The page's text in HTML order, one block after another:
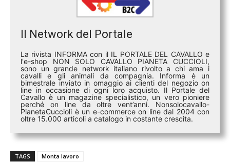
Il Network del Portale
La rivista INFORMA con il IL PORTALE DEL CAVALLO e
l'e-shop NON SOLO CAVALLO PIANETA CUCCIOLI,
sono un grande network italiano rivolto a chi ama i
cavalli e gli animali da compagnia. Informa è un
bimestrale inviato in omaggio ai clienti del negozio on
line in occasione di ogni loro acquisto. Il Portale del
Cavallo è un magazine specialistico, un vero pioniere
perché on line da oltre vent’anni. Nonsolocavallo-
PianetaCuccioli è un e-commerce on line dal 2004 con
oltre 15.000 articoli a catalogo in costante crescita.
TAGS Monta lavoro